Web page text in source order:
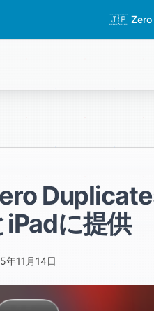
🇯🇵 Zero
iPadに提供
年11月14日